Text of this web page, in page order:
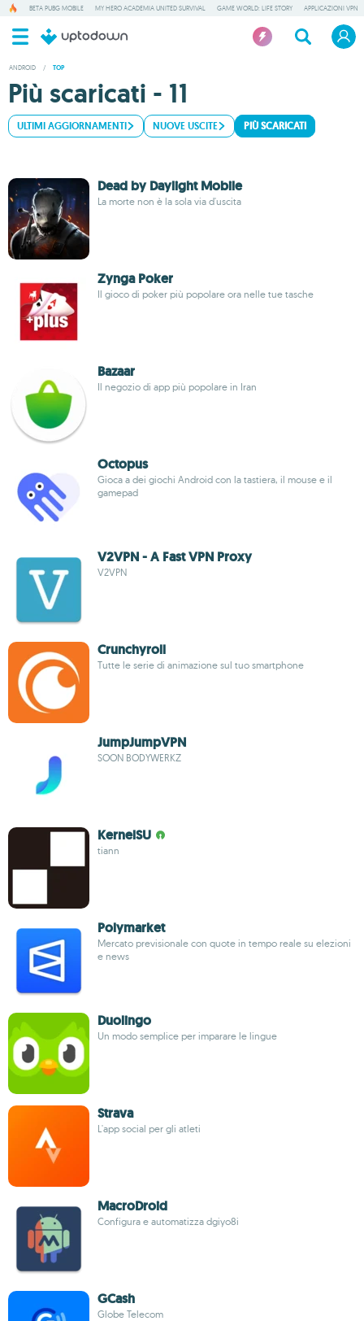
BETA PUBG MOBILE MY HERO ACADEMIA UNITED SURVIVAL GAME WORLD: LIFE STORY APPLICAZIONI VPN
ANDROID / TOP
Più scaricati - 11
ULTIMI AGGIORNAMENTI NUOVE USCITE PIÙ SCARICATI
Dead by Daylight Mobile
La morte non è la sola via d'uscita
Zynga Poker
Il gioco di poker più popolare ora nelle tue tasche
Bazaar
Il negozio di app più popolare in Iran
Octopus
Gioca a dei giochi Android con la tastiera, il mouse e il
gamepad
V2VPN - A Fast VPN Proxy
V2VPN
Crunchyroll
Tutte le serie di animazione sul tuo smartphone
JumpJumpVPN
SOON BODYWERKZ
KernelSU
tiann
Polymarket
Mercato previsionale con quote in tempo reale su elezioni
e news
Duolingo
Un modo semplice per imparare le lingue
Strava
L'app social per gli atleti
MacroDroid
Configura e automatizza dgiyo8i
GCash
Globe Telecom